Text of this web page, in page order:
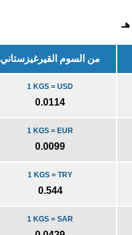
من السوم القيرغيزستاني
1 KGS = USD
0.0114
1 KGS = EUR
0.0099
1 KGS = TRY
0.544
1 KGS = SAR